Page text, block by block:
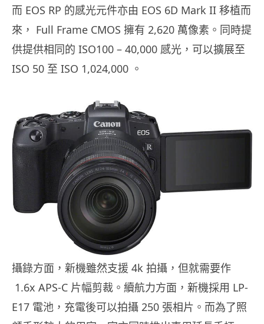
而 EOS RP 的感光元件亦由 EOS 6D Mark II 移植而
來，
Full Frame CMOS 擁有 2,620 萬像素。同時提
供提供相同的 ISO100 – 40,000 感光，可以擴展至
ISO 50 至 ISO 1,024,000 。
攝錄方面，新機雖然支援 4k 拍攝，但就需要作
1.6x APS-C 片幅剪裁。續航力方面，新機採用 LP-
E17 電池，充電後可以拍攝 250 張相片。而為了照